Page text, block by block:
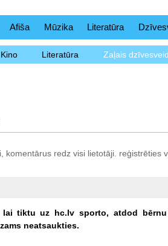
Afiša Mūzika Literatūra
Kino Literatūra Zaļais
komentārus redz visi lietotāji. reģistrēties
lai tiktu uz hc.lv sporto, atdod bērnu
neatsaukties.